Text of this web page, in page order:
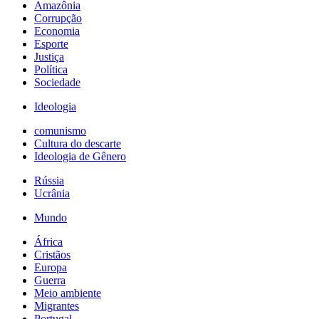
Amazônia
Corrupção
Economia
Esporte
Justiça
Política
Sociedade
Ideologia
comunismo
Cultura do descarte
Ideologia de Gênero
Rússia
Ucrânia
Mundo
África
Cristãos
Europa
Guerra
Meio ambiente
Migrantes